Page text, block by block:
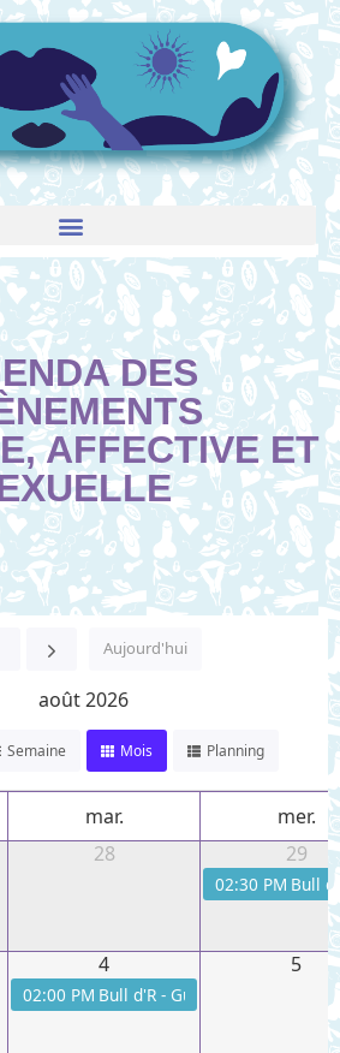
DES
AFFECTIVE ET
Aujourd'hui
août 2026
Semaine Mois Planning
mar.
mer.
28 29
02:30 PM Bull
4
02:00 PM Bull d'R - Guinguette
5